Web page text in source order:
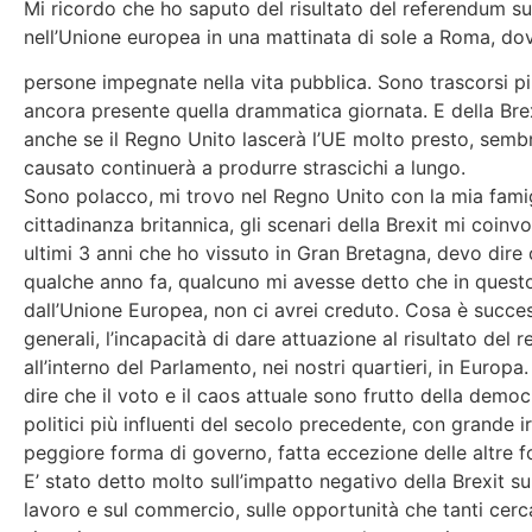
Mi ricordo che ho saputo del risultato del referendum
nell’Unione europea in una mattinata di sole a Roma,
persone impegnate nella vita pubblica. Sono trascorsi
ancora presente quella drammatica giornata. E della
anche se il Regno Unito lascerà l’UE molto presto,
causato continuerà a produrre strascichi a lungo.
Sono polacco, mi trovo nel Regno Unito con la mia
cittadinanza britannica, gli scenari della Brexit mi
ultimi 3 anni che ho vissuto in Gran Bretagna, devo
qualche anno fa, qualcuno mi avesse detto che in
dall’Unione Europea, non ci avrei creduto. Cosa è
generali, l’incapacità di dare attuazione al risultato del
all’interno del Parlamento, nei nostri quartieri, in
dire che il voto e il caos attuale sono frutto della
politici più influenti del secolo precedente, con grande
peggiore forma di governo, fatta eccezione delle altre
E’ stato detto molto sull’impatto negativo della Brexit
lavoro e sul commercio, sulle opportunità che tanti